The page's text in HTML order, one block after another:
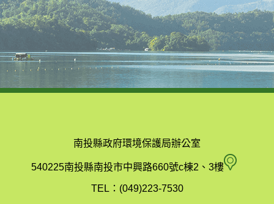
南投縣政府環境保護局辦公室
540225南投縣南投市中興路660號c棟2、3樓 南
TEL：(049)223-7530